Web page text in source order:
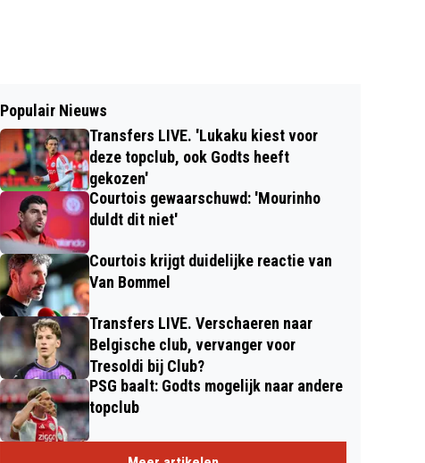
Populair Nieuws
Transfers LIVE. 'Lukaku kiest voor
deze topclub, ook Godts heeft
gekozen'
Courtois gewaarschuwd: 'Mourinho
duldt dit niet'
Courtois krijgt duidelijke reactie van
Van Bommel
Transfers LIVE. Verschaeren naar
Belgische club, vervanger voor
Tresoldi bij Club?
PSG baalt: Godts mogelijk naar andere
topclub